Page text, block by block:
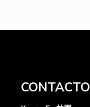
CONTACTO